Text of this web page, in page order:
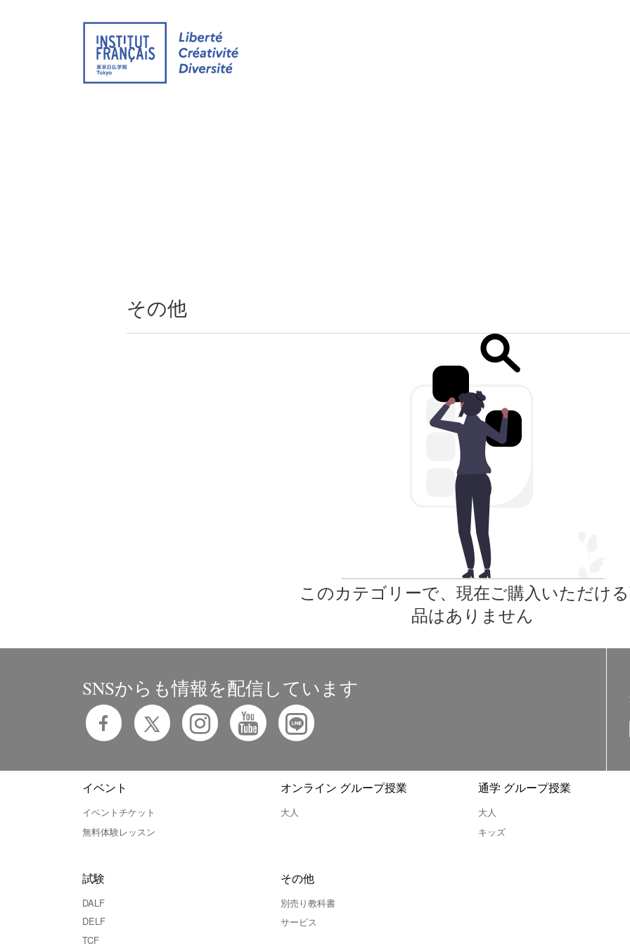
その他
このカテゴリーで、現在ご購入いただけ
品はありません
SNSからも情報を配信しています
イベント
イベントチケット
無料体験レッスン
オンライン グループ授業
大人
通学 グループ授業
大人
キッズ
試験
DALF
DELF
TCF
その他
別売り教科書
サービス